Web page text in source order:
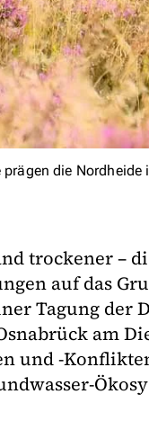
die
trockener –
auf das
Tagung der
am
und -